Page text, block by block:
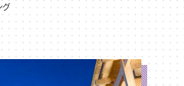
グ